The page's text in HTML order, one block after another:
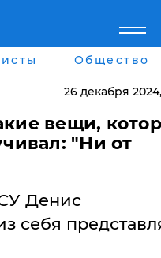
Общество
26 декабря 2024
вещи,
"Ни от
Денис
себя